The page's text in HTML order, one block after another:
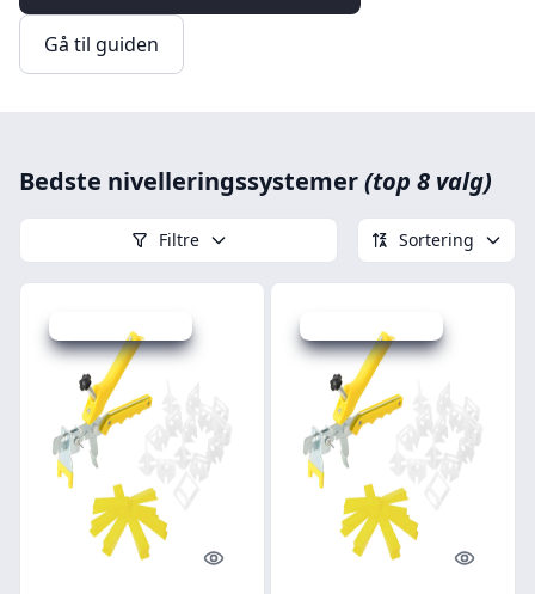
Gå til guiden
Bedste nivelleringssystemer(top 8 valg)
Filtre Sortering
Quick look Quick